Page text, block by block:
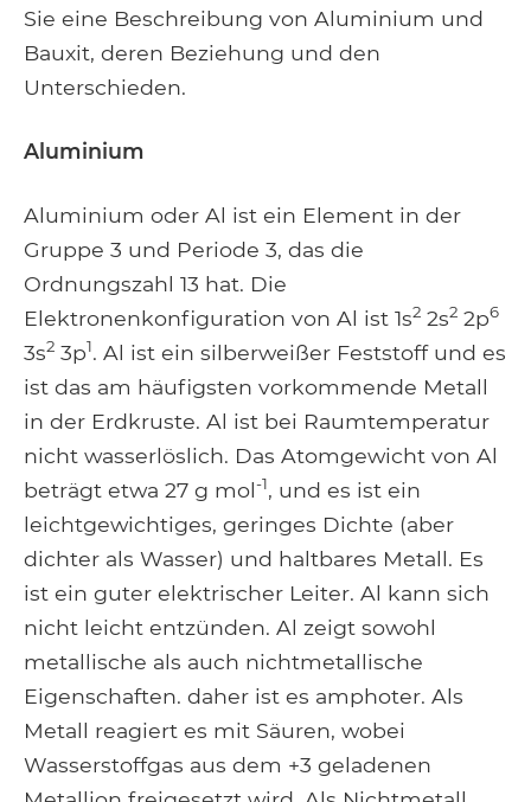
Sie eine Beschreibung von Aluminium und
Bauxit, deren Beziehung und den
Unterschieden.
Aluminium
Aluminium oder Al ist ein Element in der
Gruppe 3 und Periode 3, das die
Ordnungszahl 13 hat. Die
Elektronenkonfiguration von Al ist 1s2 2s2 2p6
3s2 3p1. Al ist ein silberweißer Feststoff und es
ist das am häufigsten vorkommende Metall
in der Erdkruste. Al ist bei Raumtemperatur
nicht wasserlöslich. Das Atomgewicht von Al
beträgt etwa 27 g mol-1, und es ist ein
leichtgewichtiges, geringes Dichte (aber
dichter als Wasser) und haltbares Metall. Es
ist ein guter elektrischer Leiter. Al kann sich
nicht leicht entzünden. Al zeigt sowohl
metallische als auch nichtmetallische
Eigenschaften. daher ist es amphoter. Als
Metall reagiert es mit Säuren, wobei
Wasserstoffgas aus dem +3 geladenen